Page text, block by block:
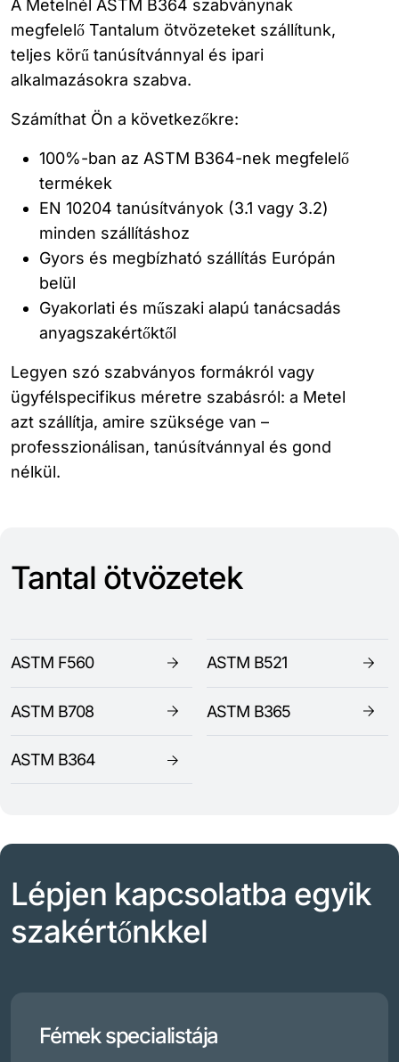
A Metelnél ASTM B364 szabványnak
megfelelő Tantalum ötvözeteket szállítunk,
teljes körű tanúsítvánnyal és ipari
alkalmazásokra szabva.
Számíthat Ön a következőkre:
100%-ban az ASTM B364-nek megfelelő
termékek
EN 10204 tanúsítványok (3.1 vagy 3.2)
minden szállításhoz
Gyors és megbízható szállítás Európán
belül
Gyakorlati és műszaki alapú tanácsadás
anyagszakértőktől
Legyen szó szabványos formákról vagy
ügyfélspecifikus méretre szabásról: a Metel
azt szállítja, amire szüksége van –
professzionálisan, tanúsítvánnyal és gond
nélkül.
Tantal ötvözetek
ASTM F560 ASTM B521
ASTM B708 ASTM B365
ASTM B364
Lépjen kapcsolatba egyik
szakértőnkkel
Fémek specialistája